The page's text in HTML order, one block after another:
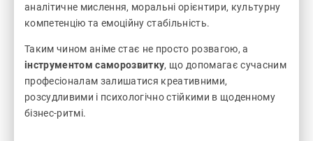
аналітичне мислення, моральні орієнтири, культурну
компетенцію та емоційну стабільність.
Таким чином аніме стає не просто розвагою, а
інструментом саморозвитку, що допомагає сучасним
професіоналам залишатися креативними,
розсудливими і психологічно стійкими в щоденному
бізнес-ритмі.